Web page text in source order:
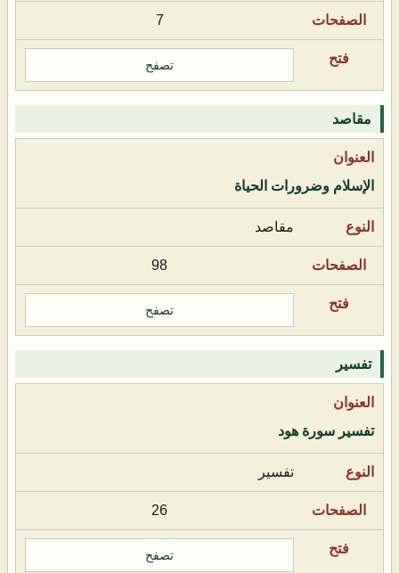
7
تصفح
مقاصد
الإسلام وضرورات الحياة
مقاصد
98
تصفح
تفسير
تفسير سورة هود
تفسير
26
تصفح